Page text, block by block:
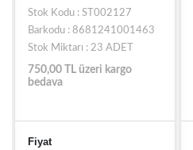
Stok Kodu : ST002127
Barkodu : 8681241001463
Stok Miktarı : 23 ADET
750,00 TL üzeri kargo
bedava
Fiyat